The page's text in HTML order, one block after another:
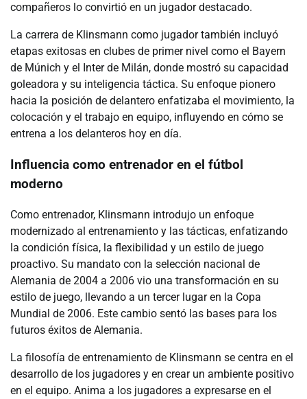
compañeros lo convirtió en un jugador destacado.
La carrera de Klinsmann como jugador también incluyó
etapas exitosas en clubes de primer nivel como el Bayern
de Múnich y el Inter de Milán, donde mostró su capacidad
goleadora y su inteligencia táctica. Su enfoque pionero
hacia la posición de delantero enfatizaba el movimiento, la
colocación y el trabajo en equipo, influyendo en cómo se
entrena a los delanteros hoy en día.
Influencia como entrenador en el fútbol
moderno
Como entrenador, Klinsmann introdujo un enfoque
modernizado al entrenamiento y las tácticas, enfatizando
la condición física, la flexibilidad y un estilo de juego
proactivo. Su mandato con la selección nacional de
Alemania de 2004 a 2006 vio una transformación en su
estilo de juego, llevando a un tercer lugar en la Copa
Mundial de 2006. Este cambio sentó las bases para los
futuros éxitos de Alemania.
La filosofía de entrenamiento de Klinsmann se centra en el
desarrollo de los jugadores y en crear un ambiente positivo
en el equipo. Anima a los jugadores a expresarse en el